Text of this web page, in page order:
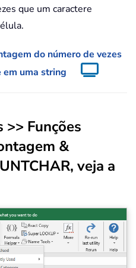
que um caractere
do número de vezes
em uma string
Funções
&
veja a